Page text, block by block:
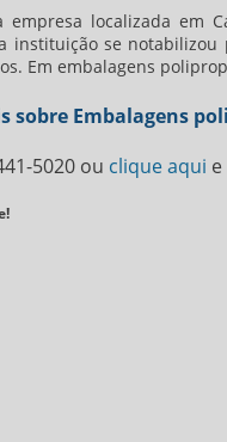
empresa localizada em
instituição se
Em embalagens
sobre Embalagens
5020 ou clique aqui